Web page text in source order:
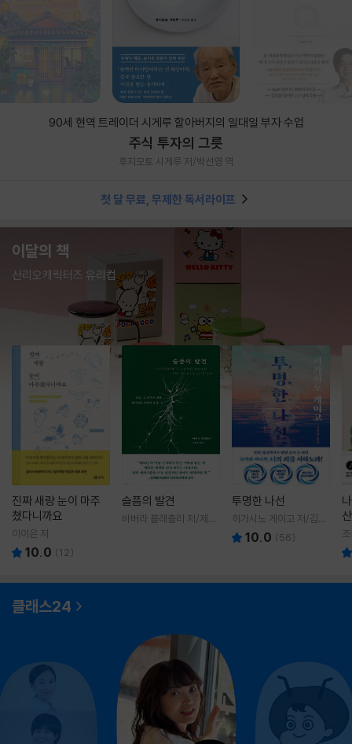
90세 현역 트레이더 시게루 할아버지의 일대일 부자 수업
주식 투자의 그릇
후지모토 시게루 저/박선영 역
첫 달 무료, 무제한 독서라이프
이달의 책
산리오캐릭터즈 유리컵
진짜 새랑 눈이 마주
쳤다니까요
이이은 저
10.0 (12)
슬픔의 발견
바버라 블래츨리 저/제효
투명한 나선
히가시노 게이고 저/김선
영 역10.0 (56)
클래스24